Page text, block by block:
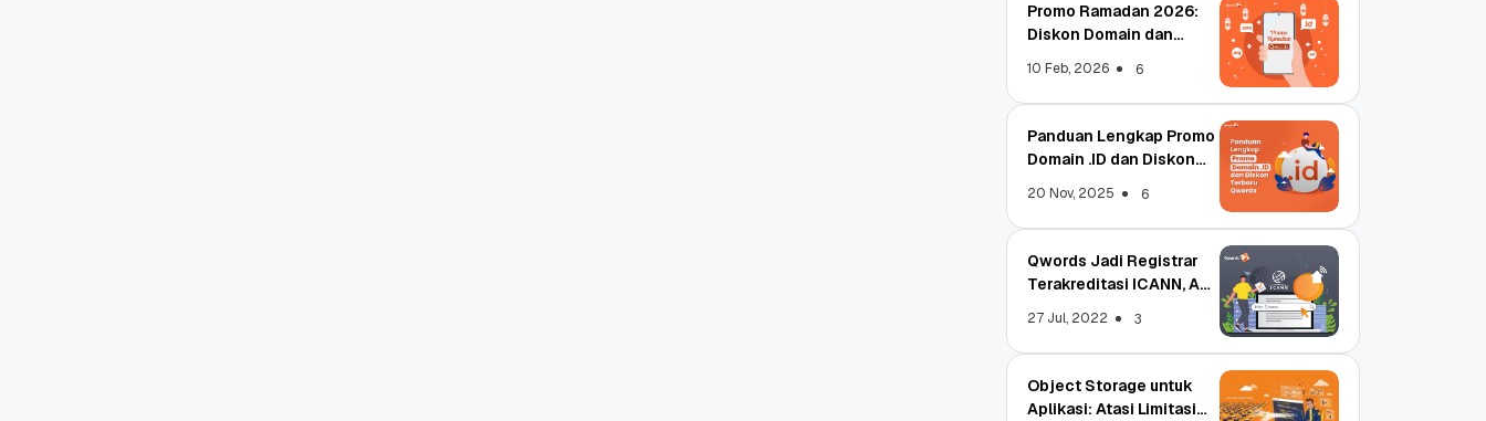
Promo Ramadan 2026:
Diskon Domain dan
10 Feb, 2026 6
Panduan Lengkap Promo
Domain .ID dan Diskon
20 Nov, 2025 6
Qwords Jadi Registrar
Terakreditasi ICANN, Apa
27 Jul, 2022 3
Object Storage untuk
Aplikasi: Atasi Limitasi